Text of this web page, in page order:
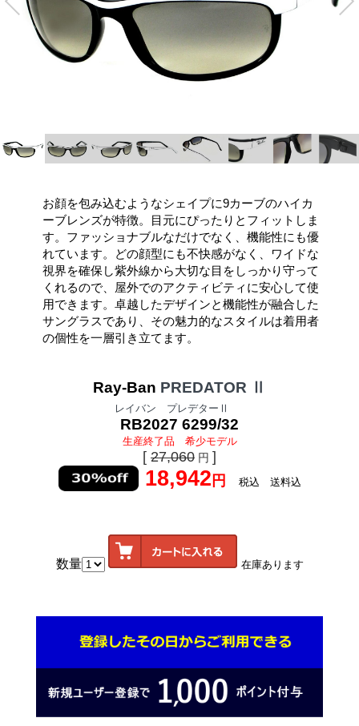
お顔を包み込むようなシェイプに9カーブのハイカ
ーブレンズが特徴。目元にぴったりとフィットしま
す。ファッショナブルなだけでなく、機能性にも優
れています。どの顔型にも不快感がなく、ワイドな
視界を確保し紫外線から大切な目をしっかり守って
くれるので、屋外でのアクティビティに安心して使
用できます。卓越したデザインと機能性が融合した
サングラスであり、その魅力的なスタイルは着用者
の個性を一層引き立てます。
Ray-Ban PREDATOR
レイバン プレデターⅡ
RB2027 6299/32
生産終了品 希少モデル
[ 27,060 円 ]
18,942 円 税込 送料込
数量 在庫あります